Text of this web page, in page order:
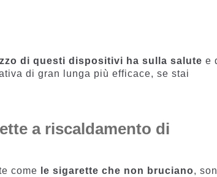
di questi dispositivi ha sulla salute e
di gran lunga più efficace, se stai
a riscaldamento di
come le sigarette che non bruciano,